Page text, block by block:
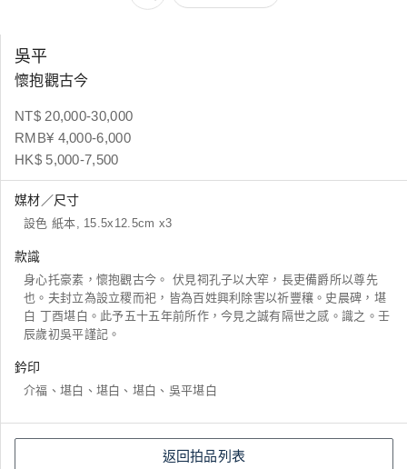
吳平
懷抱觀古今
NT$ 20,000-30,000
RMB¥ 4,000-6,000
HK$ 5,000-7,500
媒材／尺寸
設色 紙本, 15.5x12.5cm x3
款識
身心托豪素，懷抱觀古今。 伏見祠孔子以大窂，長吏備爵所以尊先
也。夫封立為設立稷而祀，皆為百姓興利除害以祈豐穰。史晨碑，堪
白 丁酉堪白。此予五十五年前所作，今見之誠有隔世之感。識之。壬
辰歲初吳平謹記。
鈐印
介福、堪白、堪白、堪白、吳平堪白
返回拍品列表